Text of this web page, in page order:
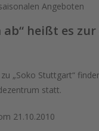
Angeboten
ab“ heißt es zur
„Soko Stuttgart“
statt.
21.10.2010